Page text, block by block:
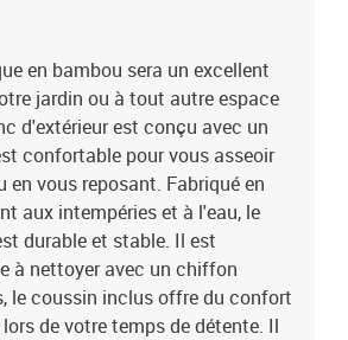
en bambou sera un excellent
jardin ou à tout autre espace
d'extérieur est conçu avec un
confortable pour vous asseoir
vous reposant. Fabriqué en
aux intempéries et à l'eau, le
durable et stable. Il est
à nettoyer avec un chiffon
le coussin inclus offre du confort
de votre temps de détente. Il